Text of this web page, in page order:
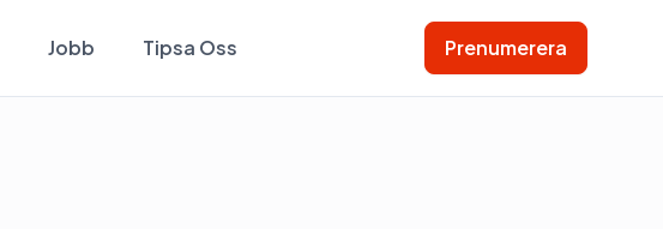
Jobb Tipsa Oss Prenumerera